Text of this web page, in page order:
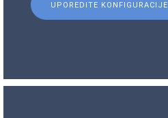
UPOREDITE KONFIGURACIJE